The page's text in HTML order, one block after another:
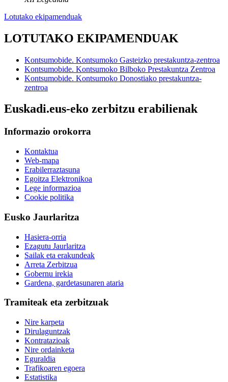
Lotutako ekipamenduak
LOTUTAKO EKIPAMENDUAK
Kontsumobide. Kontsumoko Gasteizko prestakuntza-zentroa
Kontsumobide. Kontsumoko Bilboko Prestakuntza Zentroa
Kontsumobide. Kontsumoko Donostiako prestakuntza-
zentroa
Euskadi.eus-eko zerbitzu erabilienak
Informazio orokorra
Kontaktua
Web-mapa
Erabilerraztasuna
Egoitza Elektronikoa
Lege informazioa
Cookie politika
Eusko Jaurlaritza
Hasiera-orria
Ezagutu Jaurlaritza
Sailak eta erakundeak
Arreta Zerbitzua
Gobernu irekia
Gardena, gardetasunaren ataria
Tramiteak eta zerbitzuak
Nire karpeta
Dirulaguntzak
Kontratazioak
Nire ordainketa
Eguraldia
Trafikoaren egoera
Estatistika